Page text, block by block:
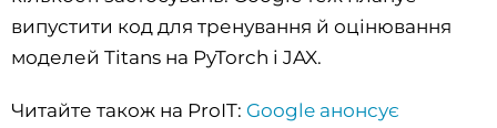
випустити код для тренування й оцінювання
моделей Titans на PyTorch і JAX.
Читайте також на ProIT: Google анонсує